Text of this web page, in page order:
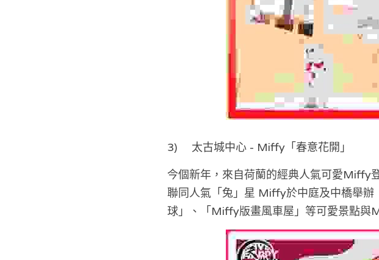
3)	太古城中心 - Miffy「春意花開」
今個新年，來自荷蘭的經典人氣可愛Miffy
聯同人氣「兔」星 Miffy於中庭及中橋舉
球」、「Miffy版畫風車屋」等可愛景點與